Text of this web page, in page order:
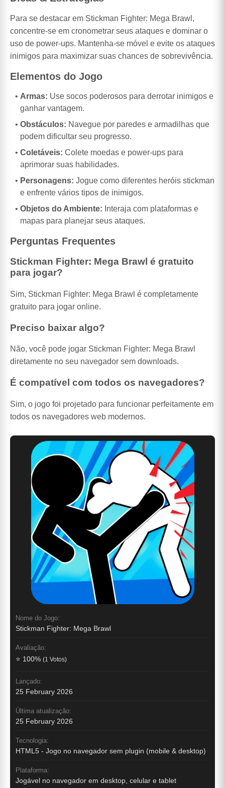
Para se destacar em Stickman Fighter: Mega Brawl,
concentre-se em cronometrar seus ataques e dominar o
uso de power-ups. Mantenha-se móvel e evite os ataques
inimigos para maximizar suas chances de sobrevivência.
Elementos do Jogo
Armas: Use socos poderosos para derrotar inimigos e
ganhar vantagem.
Obstáculos: Navegue por paredes e armadilhas que
podem dificultar seu progresso.
Coletáveis: Colete moedas e power-ups para
aprimorar suas habilidades.
Personagens: Jogue como diferentes heróis stickman
e enfrente vários tipos de inimigos.
Objetos do Ambiente: Interaja com plataformas e
mapas para planejar seus ataques.
Perguntas Frequentes
Stickman Fighter: Mega Brawl é gratuito
para jogar?
Sim, Stickman Fighter: Mega Brawl é completamente
gratuito para jogar online.
Preciso baixar algo?
Não, você pode jogar Stickman Fighter: Mega Brawl
diretamente no seu navegador sem downloads.
É compatível com todos os navegadores?
Sim, o jogo foi projetado para funcionar perfeitamente em
todos os navegadores web modernos.
Nome do Jogo:
Stickman Fighter: Mega Brawl
Avaliação:
⭐ 100% (1 Votos)
Lançado:
25 February 2026
Última atualização:
25 February 2026
Tecnologia:
HTML5 - Jogo no navegador sem plugin (mobile & desktop)
Plataforma:
Jogável no navegador em desktop, celular e tablet